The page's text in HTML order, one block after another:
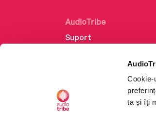
Cookie-
ta și îți
AudioTribe
Suport
Retragere din comandă